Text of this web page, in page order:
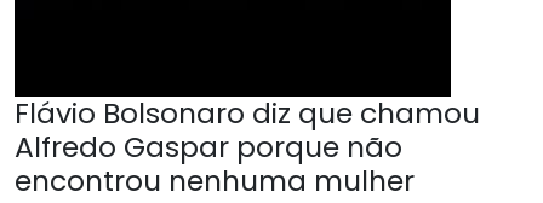
Flávio Bolsonaro diz que chamou
Alfredo Gaspar porque não
encontrou nenhuma mulher